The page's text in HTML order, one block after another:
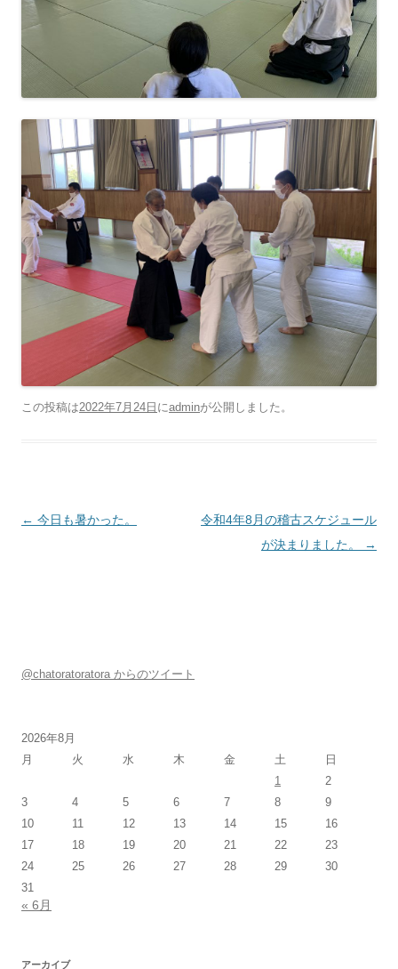
この投稿は2022年7月24日 にadminが公開しました 。
投稿ナビゲーション
← 今日も暑かった。
令和4年8月の稽古スケジュール
が決まりました。
→
@chatoratoratora からのツイート
2026年8月
月
火 水 木 金 土
日
1
2
3
4 5 6 7 8
9
10
11 12 13 14 15
16
17
18 19 20 21 22
23
24
25 26 27 28 29
30
31
« 6月
アーカイブ